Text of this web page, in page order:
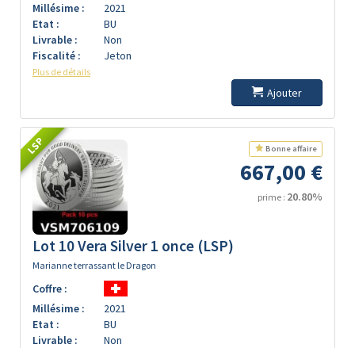
Millésime :
2021
Etat :
BU
Livrable :
Non
Fiscalité :
Jeton
Plus de détails
Ajouter
LSP Bonne affaire
667,00 €
prime : 20.80%
Lot 10 Vera Silver 1 once (LSP)
Marianne terrassant le Dragon
Coffre :
Millésime :
2021
Etat :
BU
Livrable :
Non